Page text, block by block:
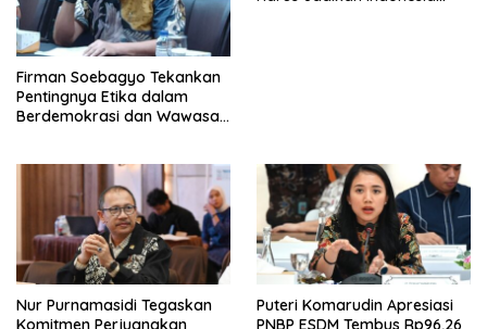
Firman Soebagyo Tekankan
Pentingnya Etika dalam
Berdemokrasi dan Wawasan
Nur Purnamasidi Tegaskan
Komitmen Perjuangkan
Puteri Komarudin Apresiasi
PNBP ESDM Tembus Rp96,26